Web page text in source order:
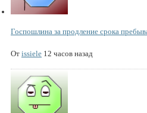
Госпошлина за продление срока
От issiele 12 часов назад